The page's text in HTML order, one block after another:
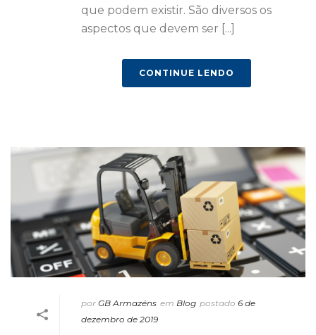
que podem existir. São diversos os
aspectos que devem ser [...]
CONTINUE LENDO
por GB Armazéns em Blog postado 6 de
dezembro de 2019